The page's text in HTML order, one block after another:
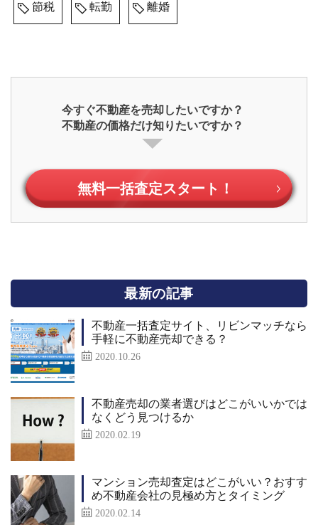
節税 転勤 離婚
今すぐ不動産を売却したいですか？
不動産の価格だけ知りたいですか？
無料一括査定スタート！
最新の記事
不動産一括査定サイト、リビンマッチなら
手軽に不動産売却できる？
2020.10.26
不動産売却の業者選びはどこがいいかでは
なくどう見つけるか
2020.02.19
マンション売却査定はどこがいい？おすす
め不動産会社の見極め方とタイミング
2020.02.14